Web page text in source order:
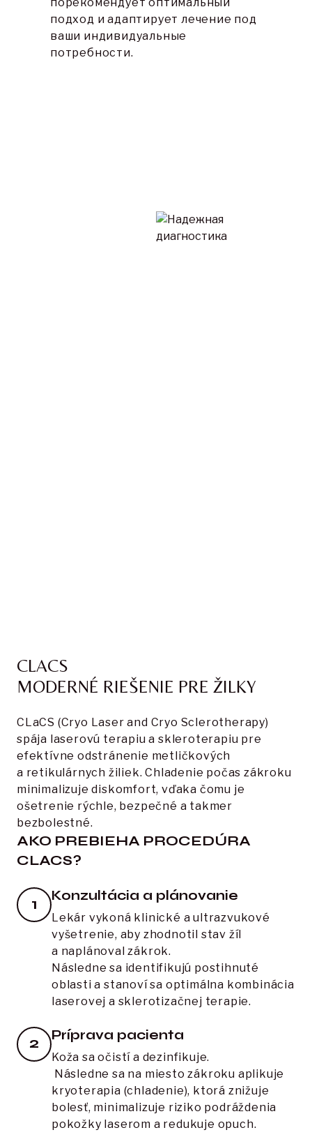
порекомендует оптимальный
подход и адаптирует лечение под
ваши индивидуальные
потребности.
CLACS
MODERNÉ RIEŠENIE PRE ŽILKY
CLaCS (Cryo Laser and Cryo Sclerotherapy)
spája laserovú terapiu a skleroterapiu pre
efektívne odstránenie metličkových
a retikulárnych žiliek. Chladenie počas zákroku
minimalizuje diskomfort, vďaka čomu je
ošetrenie rýchle, bezpečné a takmer
bezbolestné.
AKO PREBIEHA PROCEDÚRA
CLACS?
1 Konzultácia a plánovanie
Lekár vykoná klinické a ultrazvukové
vyšetrenie, aby zhodnotil stav žíl
a naplánoval zákrok.
Následne sa identifikujú postihnuté
oblasti a stanoví sa optimálna kombinácia
laserovej a sklerotizačnej terapie.
2 Príprava pacienta
Koža sa očistí a dezinfikuje.
kryoterapia (chladenie), ktorá znižuje
bolesť, minimalizuje riziko podráždenia
pokožky laserom a redukuje opuch.